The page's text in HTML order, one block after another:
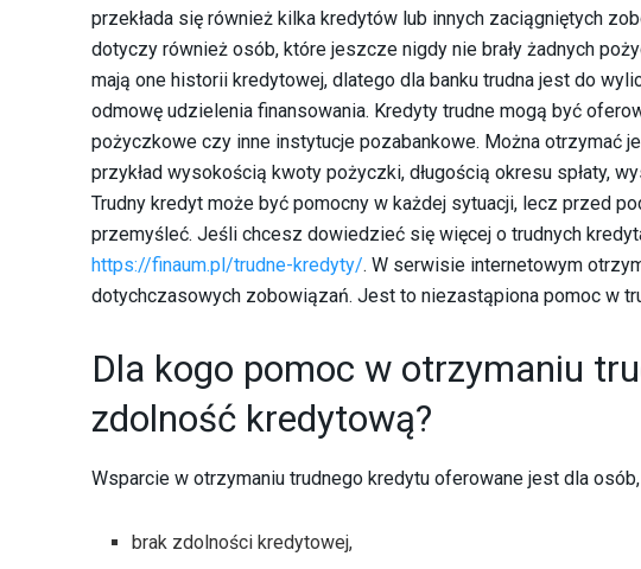
przekłada się również kilka kredytów lub innych zaciągniętych
dotyczy również osób, które jeszcze nigdy nie brały żadnych
mają one historii kredytowej, dlatego dla banku trudna jest do
odmowę udzielenia finansowania. Kredyty trudne mogą być
pożyczkowe czy inne instytucje pozabankowe. Można otrzymać
przykład wysokością kwoty pożyczki, długością okresu spłaty,
Trudny kredyt może być pomocny w każdej sytuacji, lecz przed
przemyśleć. Jeśli chcesz dowiedzieć się więcej o trudnych
https://finaum.pl/trudne-kredyty/. W serwisie internetowym
dotychczasowych zobowiązań. Jest to niezastąpiona pomoc w
Dla kogo pomoc w otrzymaniu
zdolność kredytową?
Wsparcie w otrzymaniu trudnego kredytu oferowane jest dla
brak zdolności kredytowej,